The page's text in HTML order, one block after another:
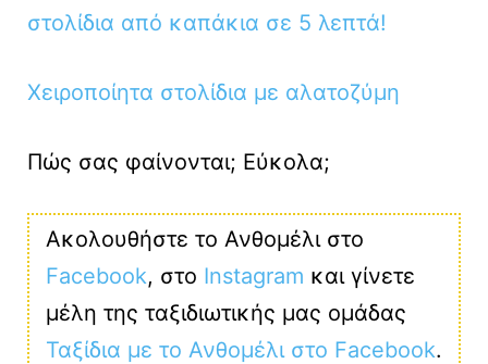
στολίδια από καπάκια σε 5 λεπτά!
Χειροποίητα στολίδια με αλατοζύμη
Πώς σας φαίνονται; Εύκολα;
Ακολουθήστε το Ανθομέλι στο
Facebook, στο Instagram και γίνετε
μέλη της ταξιδιωτικής μας ομάδας
Ταξίδια με το Ανθομέλι στο Facebook.